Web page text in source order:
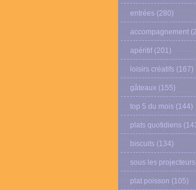
entrées (280)
accompagnement
apéritif (201)
loisirs créatifs (167)
gâteaux (155)
top 5 du mois (144)
plats quotidiens
biscuits (134)
sous les projecteurs
plat poisson (105)